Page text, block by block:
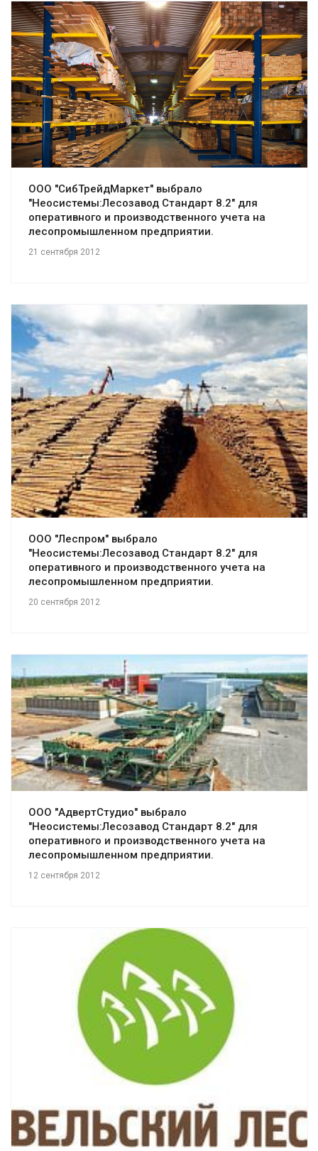
Смотреть проект
ООО "СибТрейдМаркет" выбрало
"Неосистемы:Лесозавод Стандарт 8.2" для
оперативного и производственного учета на
лесопромышленном предприятии.
21 сентября 2012
Смотреть проект
ООО "Леспром" выбрало
"Неосистемы:Лесозавод Стандарт 8.2" для
оперативного и производственного учета на
лесопромышленном предприятии.
20 сентября 2012
Смотреть проект
ООО "АдвертСтудио" выбрало
"Неосистемы:Лесозавод Стандарт 8.2" для
оперативного и производственного учета на
лесопромышленном предприятии.
12 сентября 2012
Смотреть проект